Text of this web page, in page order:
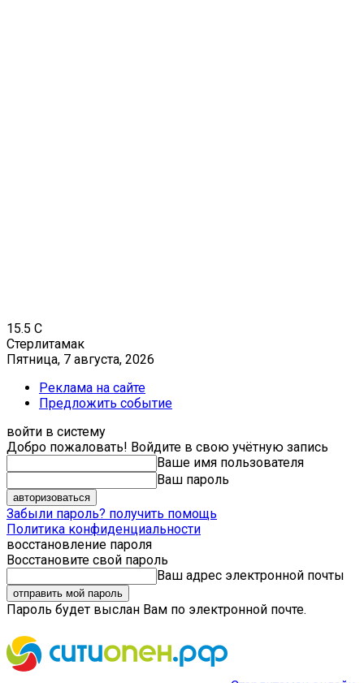
15.5 C
Стерлитамак
Пятница, 7 августа, 2026
Реклама на сайте
Предложить событие
войти в систему
Добро пожаловать! Войдите в свою учётную запись
Ваше имя пользователя
Ваш пароль
Забыли пароль? получить помощь
Политика конфиденциальности
восстановление пароля
Восстановите свой пароль
Ваш адрес электронной почты
Пароль будет выслан Вам по электронной почте.